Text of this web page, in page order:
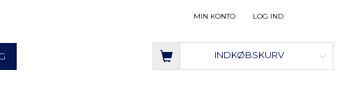
LOG IND
MIN KONTO
INDKØBSKURV